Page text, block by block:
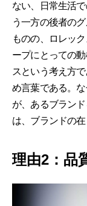
ない、日常生活
う一方の後者の
ものの、ロレッ
ープにとっての
スという考え方
め言葉である。
が、あるブラン
は、ブランドの
理由2：品